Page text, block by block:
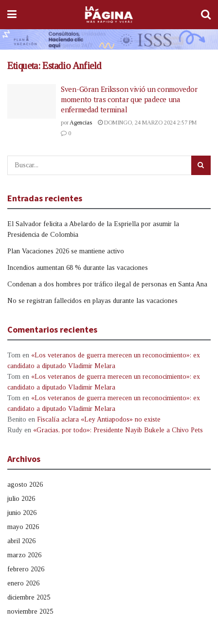
Etiqueta:Estadio Anfield
Sven-Göran Eriksson vivió un conmovedor
momento tras contar que padece una
enfermedad terminal
por Agencias
DOMINGO, 24 MARZO 2024 2:57 PM
0
Entradas recientes
El Salvador felicita a Abelardo de la Espriella por asumir la
Presidencia de Colombia
Plan Vacaciones 2026 se mantiene activo
Incendios aumentan 68 % durante las vacaciones
Condenan a dos hombres por tráfico ilegal de personas en Santa Ana
No se registran fallecidos en playas durante las vacaciones
Comentarios recientes
Tom en «Los veteranos de guerra merecen un reconocimiento»: ex
candidato a diputado Vladimir Melara
Tom en «Los veteranos de guerra merecen un reconocimiento»: ex
candidato a diputado Vladimir Melara
Tom en «Los veteranos de guerra merecen un reconocimiento»: ex
candidato a diputado Vladimir Melara
Benito en Fiscalía aclara «Ley Antiapodos» no existe
Rudy en «Gracias, por todo»: Presidente Nayib Bukele a Chivo Pets
Archivos
agosto 2026
julio 2026
junio 2026
mayo 2026
abril 2026
marzo 2026
febrero 2026
enero 2026
diciembre 2025
noviembre 2025